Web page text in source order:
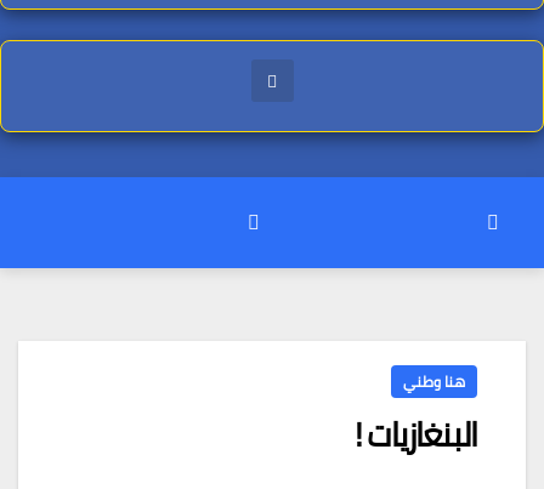
هنا وطني
البنغازيات !